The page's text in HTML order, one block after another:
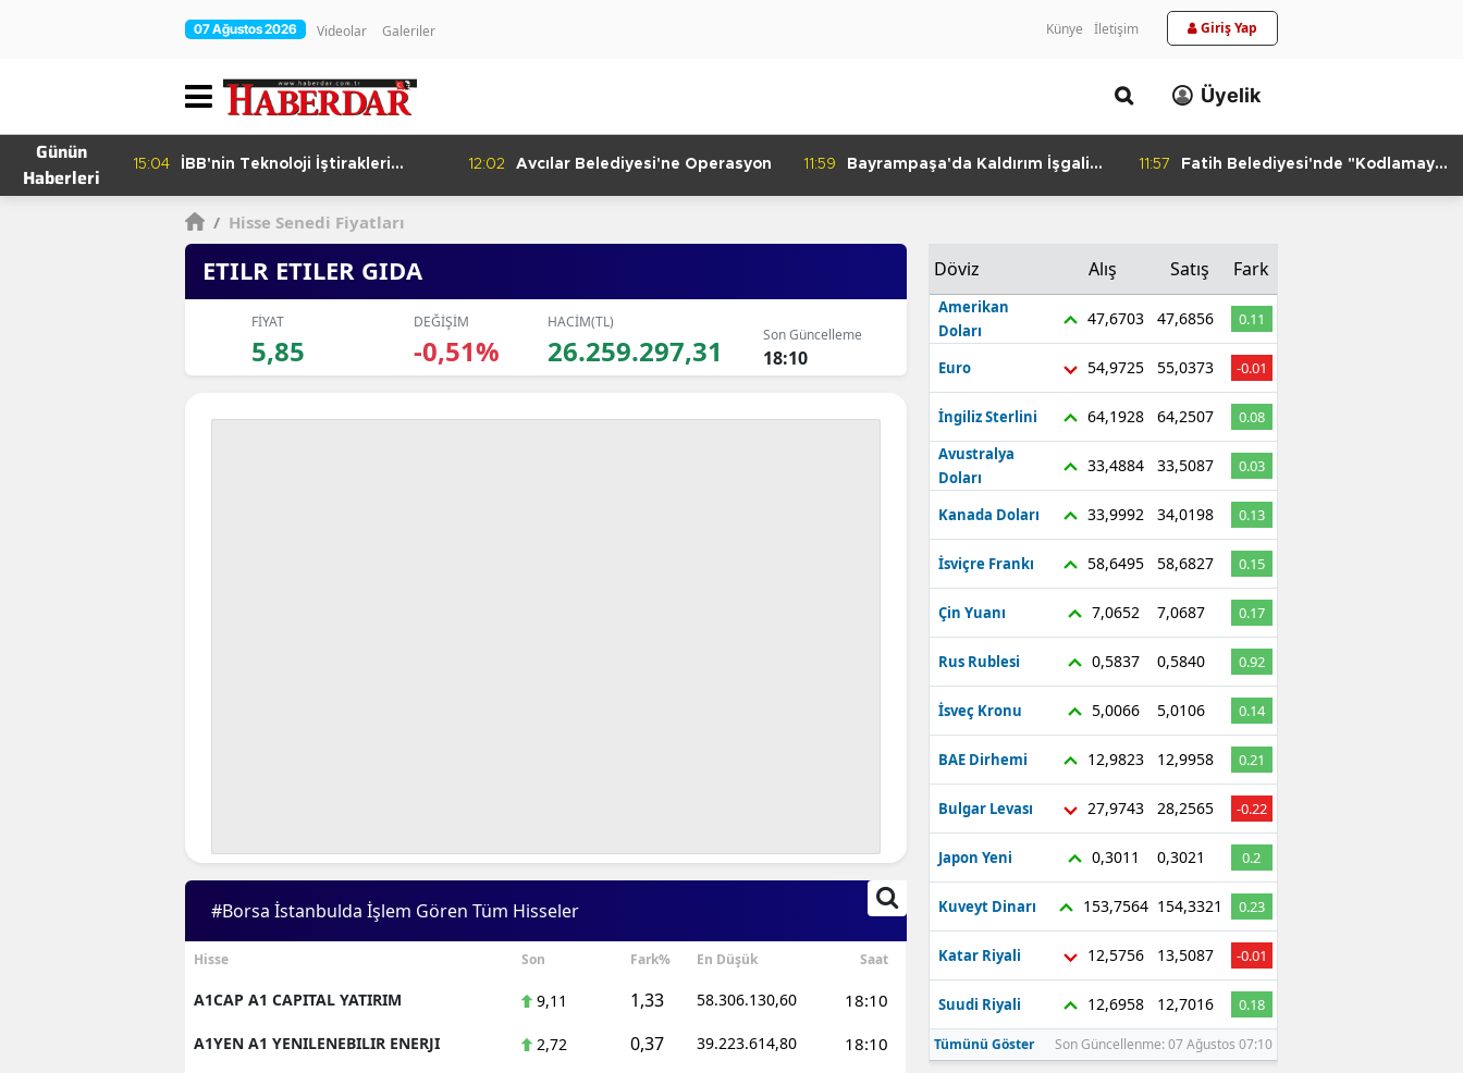
07 Ağustos 2026 Videolar Galeriler Künye İletişim Giriş Yap
Üyelik
Günün
Haberleri
Bamyası
15:04
İBB'nin Teknoloji İştirakleri
12:02 Avcılar Belediyesi'ne Operasyon 11:59
Bayrampaşa'da Kaldırım İşgali
11:57
Fatih Belediyesi'nde "Kodlamaya
/ Hisse Senedi Fiyatları
ETILR ETILER GIDA
FİYAT
5,85
DEĞİŞİM
-0,51%
HACİM(TL)
26.259.297,31 Son Güncelleme
18:10
#Borsa İstanbulda İşlem Gören Tüm Hisseler
Hisse Son Fark% En Düşük Saat
A1CAP A1 CAPITAL YATIRIM 9,11 1,33 58.306.130,60 18:10
A1YEN A1 YENILENEBILIR ENERJI 2,72 0,37 39.223.614,80 18:10
Döviz Alış Satış Fark
Amerikan
Doları
47,6703 47,6856 0.11
Euro 54,9725 55,0373 -0.01
İngiliz Sterlini 64,1928 64,2507
0.08
Avustralya
Doları
33,4884 33,5087 0.03
Kanada Doları 33,9992 34,0198 0.13
İsviçre Frankı 58,6495 58,6827 0.15
Çin Yuanı 7,0652 7,0687 0.17
Rus Rublesi 0,5837 0,5840 0.92
İsveç Kronu 5,0066 5,0106 0.14
BAE Dirhemi 12,9823 12,9958 0.21
Bulgar Levası 27,9743 28,2565 -0.22
Japon Yeni 0,3011 0,3021 0.2
Kuveyt Dinarı 153,7564 154,3321 0.23
Katar Riyali 12,5756 13,5087 -0.01
Suudi Riyali 12,6958 12,7016 0.18
Tümünü Göster Son Güncellenme: 07 Ağustos 07:10